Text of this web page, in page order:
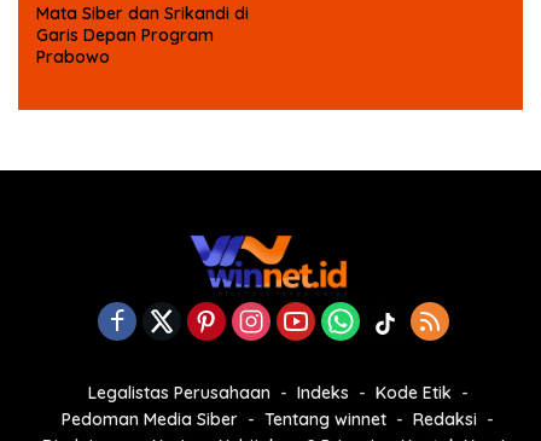
Mata Siber dan Srikandi di
Garis Depan Program
Prabowo
Legalistas Perusahaan Indeks
Kode Etik
Pedoman Media Siber
Tentang winnet
Redaksi